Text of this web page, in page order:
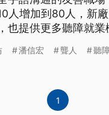
人增加到80人，新廠
也提供更多聽障就業
潘信宏 聾人 聽
1